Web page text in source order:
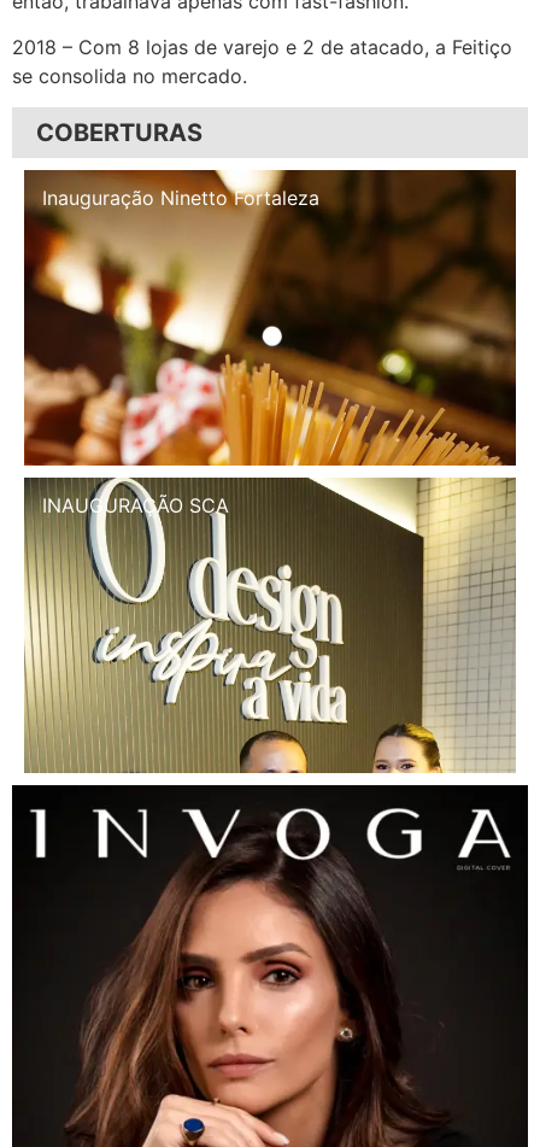
2018 – Com 8 lojas de varejo e 2 de atacado, a Feitiço
se consolida no mercado.
COBERTURAS
Inauguração Illa Café
INAUGURAÇÃO SCA